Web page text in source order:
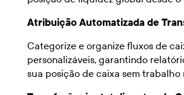
Atribuição Automatizada de
Categorize e organize fluxos de
personalizáveis, garantindo
sua posição de caixa sem